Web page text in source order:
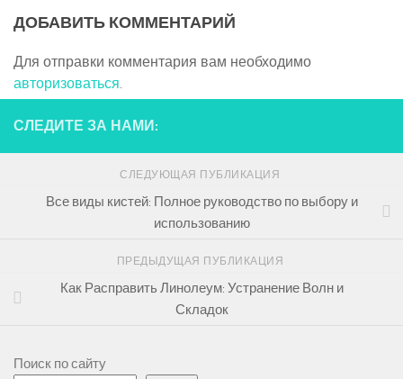
ДОБАВИТЬ КОММЕНТАРИЙ
Для отправки комментария вам необходимо
авторизоваться.
СЛЕДИТЕ ЗА НАМИ:
СЛЕДУЮЩАЯ ПУБЛИКАЦИЯ
Все виды кистей: Полное руководство по выбору и
использованию
ПРЕДЫДУЩАЯ ПУБЛИКАЦИЯ
Как Расправить Линолеум: Устранение Волн и
Складок
Поиск по сайту